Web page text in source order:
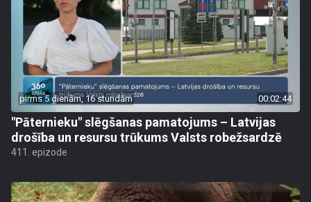
pirms 5 dienām, 16 stundām 00:02:44
"Pāternieku" slēgšanas pamatojums – Latvijas
drošība un resursu trūkums Valsts robežsardzē
411. epizode